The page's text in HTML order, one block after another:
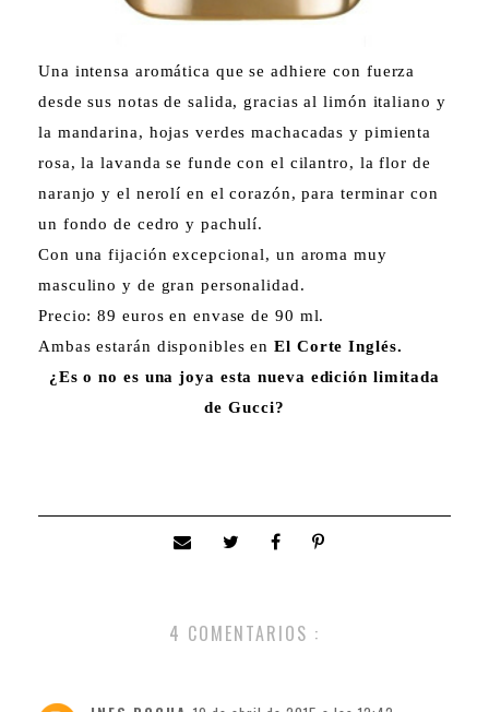
Una intensa aromática que se adhiere con fuerza
desde sus notas de salida, gracias al limón italiano y
la mandarina, hojas verdes machacadas y pimienta
rosa, la lavanda se funde con el cilantro, la flor de
naranjo y el nerolí en el corazón, para terminar con
un fondo de cedro y pachulí.
Con una fijación excepcional, un aroma muy
masculino y de gran personalidad.
Precio: 89 euros en envase de 90 ml.
Ambas estarán disponibles enEl Corte Inglés.
¿Es o no es una joya esta nueva edición limitada
de Gucci?
4 COMENTARIOS :